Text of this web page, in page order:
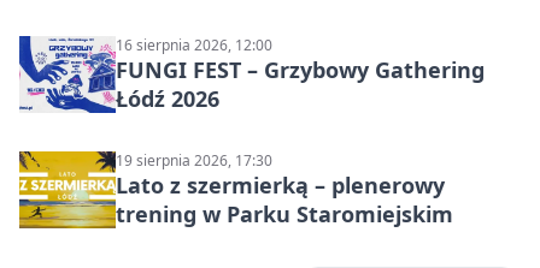
16 sierpnia 2026, 12:00
FUNGI FEST – Grzybowy Gathering
Łódź 2026
19 sierpnia 2026, 17:30
Lato z szermierką – plenerowy
trening w Parku Staromiejskim